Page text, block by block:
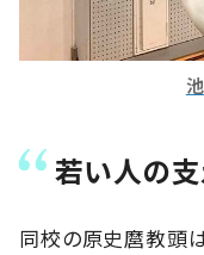
若い人の
同校の原史麿教頭